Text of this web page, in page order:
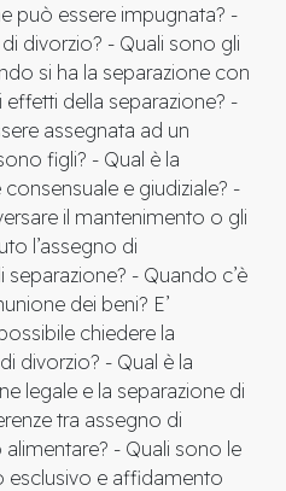
può essere impugnata? -
divorzio? - Quali sono gli
si ha la separazione con
della separazione? -
assegnata ad un
figli? - Qual è la
e giudiziale? -
il mantenimento o gli
l’assegno di
- Quando c’è
dei beni? E’
chiedere la
divorzio? - Qual è la
legale e la separazione di
tra assegno di
- Quali sono le
esclusivo e affidamento